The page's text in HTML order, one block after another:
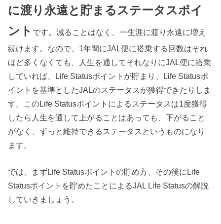
に渡り永遠と貯まるステータスポイ
ント です。減ることはなく、一生涯に渡り永遠に増え
続けます。なので、1年間にJAL便に搭乗する回数はそれ
ほど多くなくても、人生を通してそれなりにJAL便に搭乗
していれば、Life Statusポイントが貯まり、Life Statusポ
イントを基準としたJALのステータスが獲得できたりしま
す。このLife Statusポイントによるステータスは1度獲得
したら人生を通して上がることはあっても、下がること
がなく、ずっと維持できるステータスというものになり
ます。
では、まずLife Statusポイントの貯め方、その後にLife
Statusポイントを貯めたことによるJAL Life Statusの解説
していきましょう。